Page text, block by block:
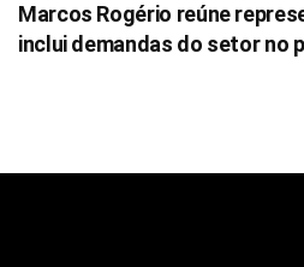
Marcos Rogério reúne
inclui demandas do setor no